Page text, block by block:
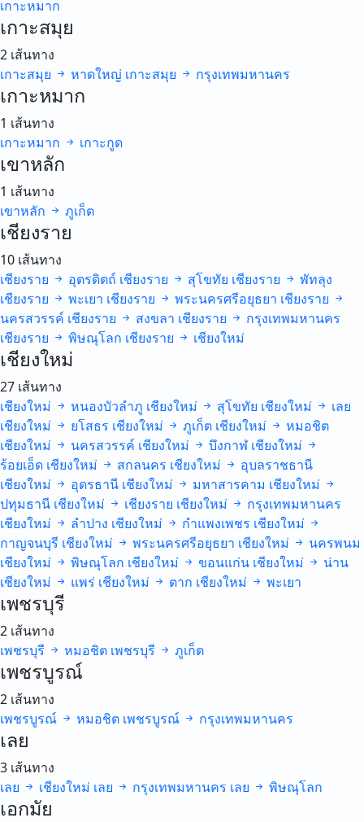
เกาะหมาก
เกาะสมุย
2 เส้นทาง
เกาะสมุย
หาดใหญ่ เกาะสมุย กรุงเทพมหานคร
เกาะหมาก
1 เส้นทาง
เกาะหมาก
เกาะกูด
เขาหลัก
1 เส้นทาง
เขาหลัก
ภูเก็ต
เชียงราย
10 เส้นทาง
เชียงราย
อุตรดิตถ์ เชียงราย สุโขทัย เชียงราย
พัทลุง
เชียงราย
พะเยา เชียงราย พระนครศรีอยุธยา เชียงราย
นครสวรรค์ เชียงราย สงขลา เชียงราย
กรุงเทพมหานคร
เชียงราย
พิษณุโลก เชียงราย เชียงใหม่
เชียงใหม่
27 เส้นทาง
เชียงใหม่
หนองบัวลำภู เชียงใหม่ สุโขทัย เชียงใหม่
เลย
เชียงใหม่
ยโสธร เชียงใหม่ ภูเก็ต เชียงใหม่
หมอชิต
เชียงใหม่
นครสวรรค์ เชียงใหม่ บึงกาฬ เชียงใหม่
ร้อยเอ็ด เชียงใหม่ สกลนคร เชียงใหม่
อุบลราชธานี
เชียงใหม่
อุดรธานี เชียงใหม่ มหาสารคาม เชียงใหม่
ปทุมธานี เชียงใหม่ เชียงราย เชียงใหม่
กรุงเทพมหานคร
เชียงใหม่
ลำปาง เชียงใหม่ กำแพงเพชร เชียงใหม่
กาญจนบุรี เชียงใหม่ พระนครศรีอยุธยา เชียงใหม่
นครพนม
เชียงใหม่
พิษณุโลก เชียงใหม่ ขอนแก่น เชียงใหม่
น่าน
เชียงใหม่
แพร่ เชียงใหม่ ตาก เชียงใหม่ พะเยา
เพชรบุรี
2 เส้นทาง
เพชรบุรี
หมอชิต เพชรบุรี ภูเก็ต
เพชรบูรณ์
2 เส้นทาง
เพชรบูรณ์
หมอชิต เพชรบูรณ์ กรุงเทพมหานคร
เลย
3 เส้นทาง
เลย
เชียงใหม่ เลย กรุงเทพมหานคร เลย พิษณุโลก
เอกมัย